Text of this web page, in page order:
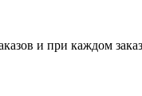
и при каждом